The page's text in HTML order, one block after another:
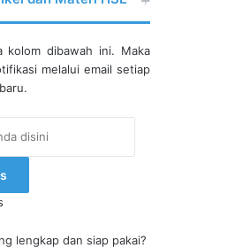
kolom dibawah ini. Maka
melalui email setiap
lengkap dan siap pakai?